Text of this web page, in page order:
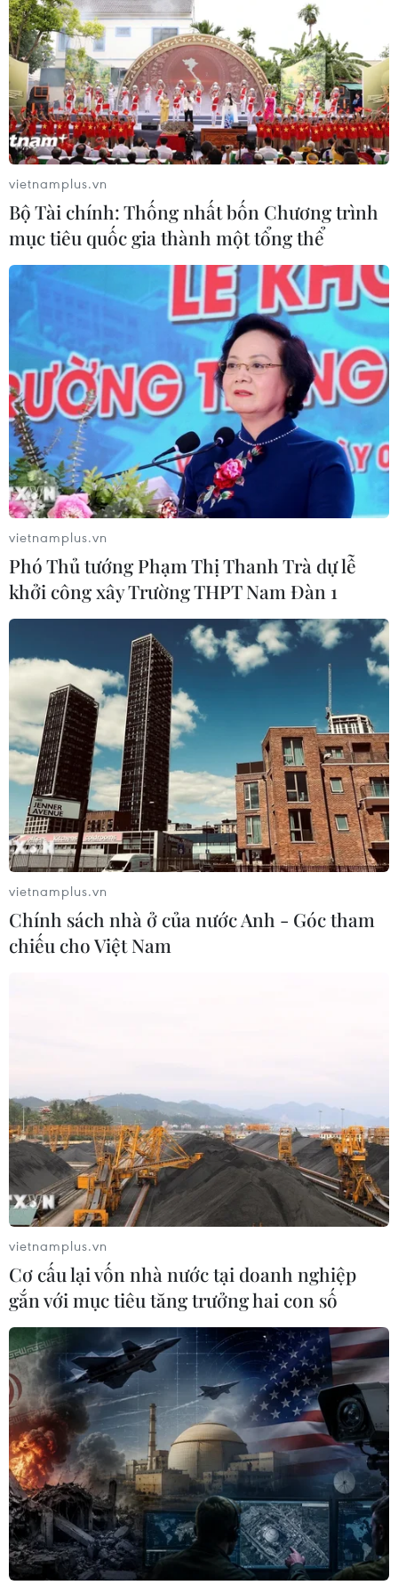
TIN CÙNG CHUYÊN MỤC
vietnamplus.vn
Bộ Tài chính: Thống nhất bốn Chương trình
mục tiêu quốc gia thành một tổng thể
vietnamplus.vn
Phó Thủ tướng Phạm Thị Thanh Trà dự lễ
khởi công xây Trường THPT Nam Đàn 1
vietnamplus.vn
Chính sách nhà ở của nước Anh - Góc tham
chiếu cho Việt Nam
vietnamplus.vn
Cơ cấu lại vốn nhà nước tại doanh nghiệp
gắn với mục tiêu tăng trưởng hai con số